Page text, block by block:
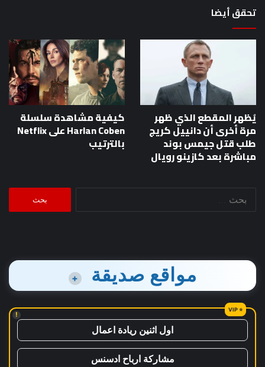
تحقق أيضا
يُظهر المقطع الذي ظهر
مرة أخرى أن دانييل كريج
طلب قتل جيمس بوند
مباشرة بعد كازينو رويال
كيفية مشاهدة سلسلة
Harlan Coben على Netflix
بالترتيب
مواقع صديقة +
!
اول اثنين ريادة اعمال
مشاركة ارباح ادسنس